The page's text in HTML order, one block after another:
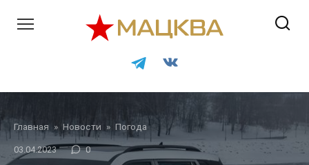
Главная » Новости » Погода
03.04.2023 0